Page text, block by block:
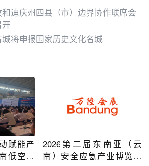
和迪庆州四县（市）边界协作联席会
将申报国家历史文化名城
赋能产
低空经
2026第二届东南亚（云
南）安全应急产业博览会